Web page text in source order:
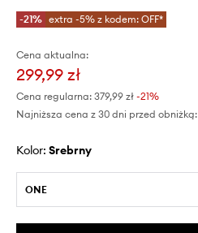
-21% extra -5% z kodem: OFF*
Cena aktualna:
299,99 zł
Cena regularna: 379,99 zł -21%
Najniższa cena z 30 dni przed obniżką:
Kolor: srebrny
ONE